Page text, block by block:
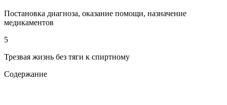
Постановка диагноза, оказание помощи, назначение
медикаментов
5
Трезвая жизнь без тяги к спиртному
Содержание